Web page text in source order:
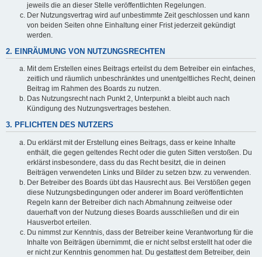
jeweils die an dieser Stelle veröffentlichten Regelungen.
Der Nutzungsvertrag wird auf unbestimmte Zeit geschlossen und kann
von beiden Seiten ohne Einhaltung einer Frist jederzeit gekündigt
werden.
2. EINRÄUMUNG VON NUTZUNGSRECHTEN
Mit dem Erstellen eines Beitrags erteilst du dem Betreiber ein einfaches,
zeitlich und räumlich unbeschränktes und unentgeltliches Recht, deinen
Beitrag im Rahmen des Boards zu nutzen.
Das Nutzungsrecht nach Punkt 2, Unterpunkt a bleibt auch nach
Kündigung des Nutzungsvertrages bestehen.
3. PFLICHTEN DES NUTZERS
Du erklärst mit der Erstellung eines Beitrags, dass er keine Inhalte
enthält, die gegen geltendes Recht oder die guten Sitten verstoßen. Du
erklärst insbesondere, dass du das Recht besitzt, die in deinen
Beiträgen verwendeten Links und Bilder zu setzen bzw. zu verwenden.
Der Betreiber des Boards übt das Hausrecht aus. Bei Verstößen gegen
diese Nutzungsbedingungen oder anderer im Board veröffentlichten
Regeln kann der Betreiber dich nach Abmahnung zeitweise oder
dauerhaft von der Nutzung dieses Boards ausschließen und dir ein
Hausverbot erteilen.
Du nimmst zur Kenntnis, dass der Betreiber keine Verantwortung für die
Inhalte von Beiträgen übernimmt, die er nicht selbst erstellt hat oder die
er nicht zur Kenntnis genommen hat. Du gestattest dem Betreiber, dein